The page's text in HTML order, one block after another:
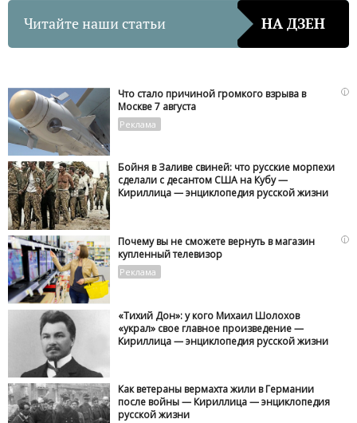
Читайте наши статьи НА ДЗЕН
i
Что стало причиной громкого взрыва в
Москве 7 августа
Бойня в Заливе свиней: что русские морпехи
сделали с десантом США на Кубу —
Кириллица — энциклопедия русской жизни
i
Почему вы не сможете вернуть в магазин
купленный телевизор
«Тихий Дон»: у кого Михаил Шолохов
«украл» свое главное произведение —
Кириллица — энциклопедия русской жизни
Как ветераны вермахта жили в Германии
после войны — Кириллица — энциклопедия
русской жизни